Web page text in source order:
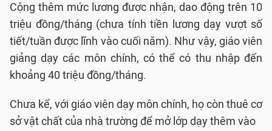
Cộng thêm mức lương được nhận, dao động trên 10
triệu đồng/tháng (chưa tính tiền lương dạy vượt số
tiết/tuần được lĩnh vào cuối năm). Như vậy, giáo viên
giảng dạy các môn chính, có thể có thu nhập đến
khoảng 40 triệu đồng/tháng.
Chưa kể, với giáo viên dạy môn chính, họ còn thuê cơ
sở vật chất của nhà trường để mở lớp dạy thêm vào